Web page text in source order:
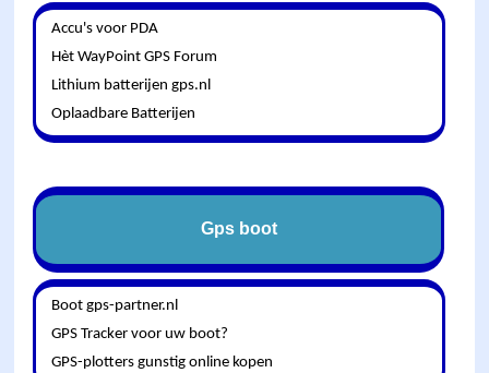
Accu's voor PDA
Hèt WayPoint GPS Forum
Lithium batterijen gps.nl
Oplaadbare Batterijen
Gps boot
Boot gps-partner.nl
GPS Tracker voor uw boot?
GPS-plotters gunstig online kopen